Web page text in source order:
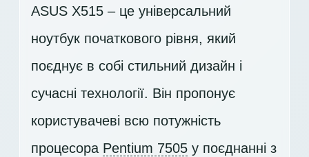
ASUS X515 – це універсальний
ноутбук початкового рівня, який
поєднує в собі стильний дизайн і
сучасні технології. Він пропонує
користувачеві всю потужність
процесора Pentium 7505 у поєднанні з